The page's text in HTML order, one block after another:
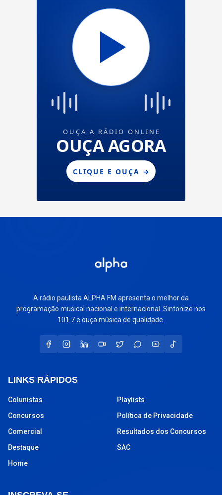
A rádio paulista ALPHA FM apresenta o melhor da
programação musical nacional e internacional. Sintonize nos
101.7 e ouça música de qualidade.
LINKS RÁPIDOS
Colunistas
Concursos
Comercial
Destaque
Home
Playlists
Política de Privacidade
Resultados dos Concursos
SAC